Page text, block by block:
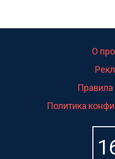
О
Правила
Политика